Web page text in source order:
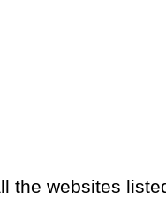
the websites